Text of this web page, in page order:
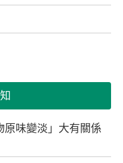
原味變淡」大有關係